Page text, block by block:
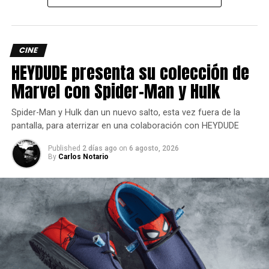
Jack Finsterer) que cambia los planes de los militares
LO BUENO
CINE
HEYDUDE presenta su colección de
Marvel con Spider-Man y Hulk
Spider-Man y Hulk dan un nuevo salto, esta vez fuera de la
pantalla, para aterrizar en una colaboración con HEYDUDE
Published 2 días ago on 6 agosto, 2026
By Carlos Notario